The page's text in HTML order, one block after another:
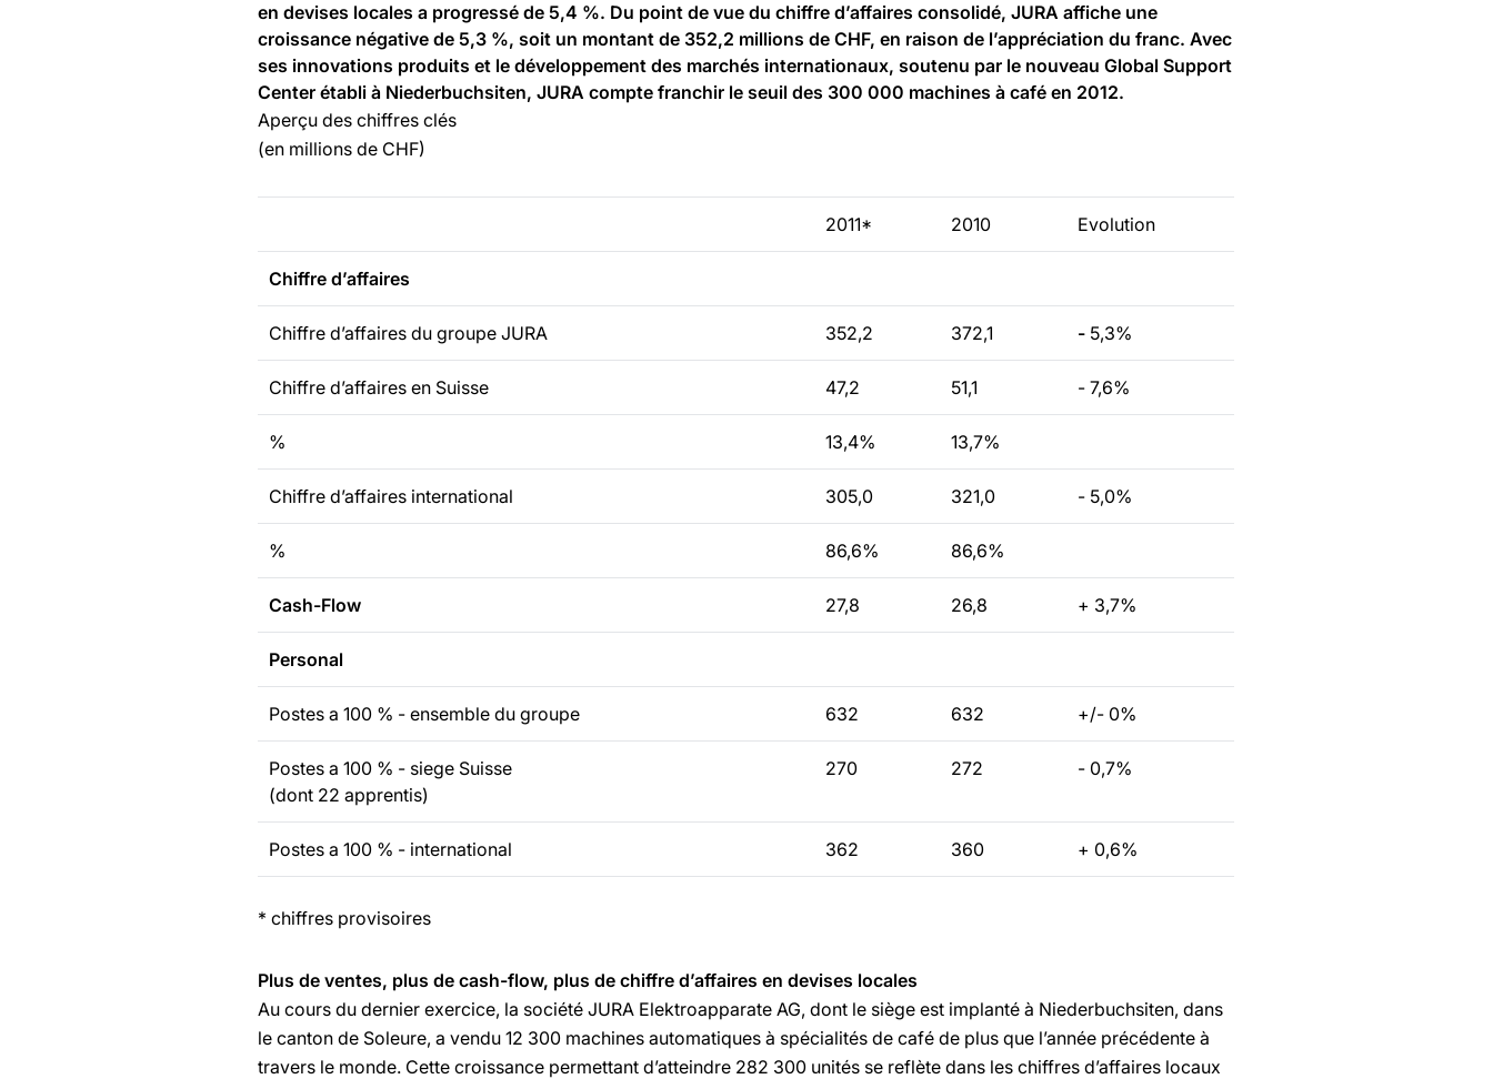
en devises locales a progressé de 5,4 %. Du point de vue du chiffre d’affaires consolidé, JURA affiche une
croissance négative de 5,3 %, soit un montant de 352,2 millions de CHF, en raison de l’appréciation du franc. Avec
ses innovations produits et le développement des marchés internationaux, soutenu par le nouveau Global Support
Center établi à Niederbuchsiten, JURA compte franchir le seuil des 300 000 machines à café en 2012.
Aperçu des chiffres clés
(en millions de CHF)
2011* 2010 Evolution
Chiffre d’affaires
Chiffre d’affaires du groupe JURA 352,2 372,1 - 5,3%
Chiffre d’affaires en Suisse 47,2 51,1 - 7,6%
% 13,4% 13,7%
Chiffre d’affaires international 305,0 321,0 - 5,0%
% 86,6% 86,6%
Cash-Flow 27,8 26,8 + 3,7%
Personal
Postes a 100 % - ensemble du groupe 632 632 +/- 0%
Postes a 100 % - siege Suisse
(dont 22 apprentis)
270 272 - 0,7%
Postes a 100 % - international 362 360 + 0,6%
* chiffres provisoires
Plus de ventes, plus de cash-flow, plus de chiffre d’affaires en devises locales
Au cours du dernier exercice, la société JURA Elektroapparate AG, dont le siège est implanté à Niederbuchsiten, dans
le canton de Soleure, a vendu 12 300 machines automatiques à spécialités de café de plus que l’année précédente à
travers le monde. Cette croissance permettant d’atteindre 282 300 unités se reflète dans les chiffres d’affaires locaux